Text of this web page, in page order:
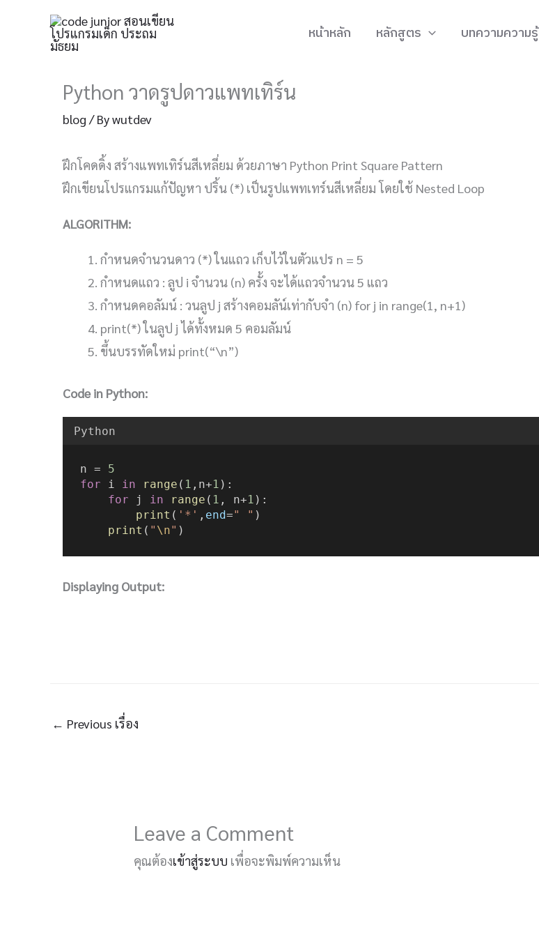
หน้าหลัก หลักสูตร บทความความรู้
Python วาดรูปดาวแพทเทิร์น
blog / Bywutdev
ฝึกโคดดิ้ง สร้างแพทเทิร์นสีเหลี่ยม ด้วยภาษา Python Print Square Pattern
ฝึกเขียนโปรแกรมแก้ปัญหา ปริ้น (*) เป็นรูปแพทเทร์นสีเหลี่ยม โดยใช้ Nested Loop
ALGORITHM:
กำหนดจำนวนดาว (*) ในแถว เก็บไว้ในตัวแปร n = 5
กำหนดแถว : ลูป i จำนวน (n) ครั้ง จะได้แถวจำนวน 5 แถว
กำหนดคอลัมน์ : วนลูป j สร้างคอมลัน์เท่ากับจำ (n) for j in range(1, n+1)
print(*) ในลูป j ได้ทั้งหมด 5 คอมลัมน์
ขึ้นบรรทัดใหม่ print(“\n”)
Code in Python:
Python
n = 5
for i in range ( 1 ,n+1 ):
for j in range ( 1 , n+1 ):
print ( '*' , end=" " )
print ( " \n" )
Displaying Output:
← Previous เรื่อง
Leave a Comment
คุณต้องเข้าสู่ระบบ เพื่อจะพิมพ์ความเห็น